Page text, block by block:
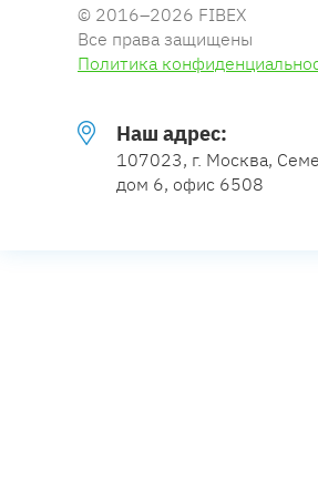
© 2016–2026 FIBEX
Все права защищены
Политика
Наш адрес:
107023, г. Москва,
дом 6, офис 6508